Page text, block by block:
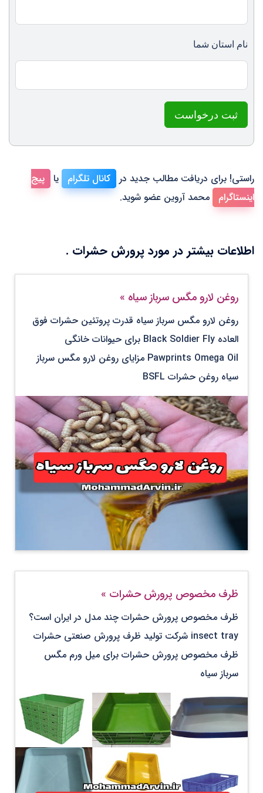
نام استان شما
ثبت درخواست
راستی! برای دریافت مطالب جدید در کانال تلگرام یا پیج
اینستاگرام
محمد آروین عضو شوید.
اطلاعات بیشتر در مورد پرورش حشرات .
روغن لارو مگس سرباز سیاه »
روغن لارو مگس سرباز سیاه قدرت پروتئین حشرات فوق
العاده Black Soldier Fly برای حیوانات خانگی
Pawprints Omega Oil مزایای روغن لارو مگس سرباز
سیاه روغن حشرات BSFL
ظرف مخصوص پرورش حشرات »
ظرف مخصوص پرورش حشرات چند مدل در ایران است؟
insect tray شرکت تولید ظرف پرورش صنعتی حشرات
ظرف مخصوص پرورش حشرات برای میل ورم مگس
سرباز سیاه